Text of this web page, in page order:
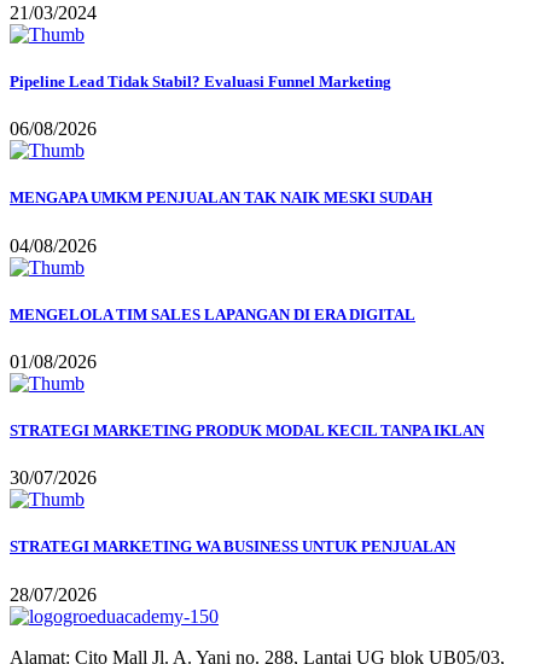
21/03/2024
Pipeline Lead Tidak Stabil? Evaluasi Funnel Marketing
06/08/2026
MENGAPA UMKM PENJUALAN TAK NAIK MESKI SUDAH
04/08/2026
MENGELOLA TIM SALES LAPANGAN DI ERA DIGITAL
01/08/2026
STRATEGI MARKETING PRODUK MODAL KECIL TANPA IKLAN
30/07/2026
STRATEGI MARKETING WA BUSINESS UNTUK PENJUALAN
28/07/2026
Alamat: Cito Mall Jl. A. Yani no. 288, Lantai UG blok UB05/03,